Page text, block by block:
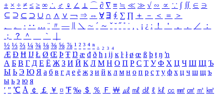
± × ÷ ≠ ≤ ≥ ∞ ∴ ♂ ♀ ∠ ⊥ ⌒ ∂ ∇ ≡ ≒ ≪ ≫ √ ∽ ∝ ∵ ∫ ∬ ∈ ∋
⊆ ⊇ ⊂ ⊃ ∪ ∩ ∧ ∨ ￢ ⇒ ⇔ ∀ ∃ ∮ ∑ ∏ ＋ － ＜ ＝
＞
、
。 · ‥ … ¨ 〃 ― ＼ ∼ ´ ～ ˇ ˘ ˝ ˚ ˙ ¸ ¡ ¿ ː ！ ＇ ， ． ／
：
；
？ ＾ ｀
½ ⅓ ⅔ ¼ ¾ ⅛ ⅜ ⅝ ⅞ ¹ ² ³ ⁴ ⁿ ₁ ₂ ₃ ₄
Æ Ð Ħ Ĳ Ł Ø Œ Þ Ŧ Ŋ æ đ ð ħ ı ĳ ĸ ŀ ł ø œ ß þ ŧ ŋ ŉ
А Б В Г Д Е Ё Ж З И Й К Л М Н О П Р С Т У Ф Х Ц Ч Ш Щ Ъ
Ы Ь Э Ю Я а б в г д е ё ж з и й к л м н о п р с т у ф х ц ч ш щ ъ
ы ь э ю я
′ ″ ℃ Å ￠ ￡ ￥ ¤ ℉ ‰ ＄ ％ Ｆ ￦ ㎕ ㎖ ㎗ ℓ ㎘ ㏄ ㎣ ㎤ ㎥ ㎦